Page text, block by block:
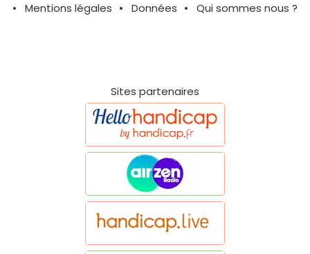
Mentions légales
Données Qui sommes nous ?
Sites partenaires